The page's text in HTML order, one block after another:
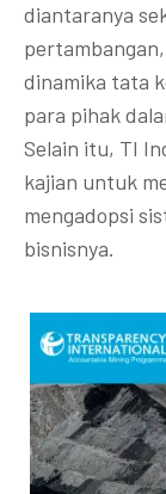
diantaranya
dinamika tata
para pihak
Selain itu, TI
kajian untuk
mengadopsi
bisnisnya.